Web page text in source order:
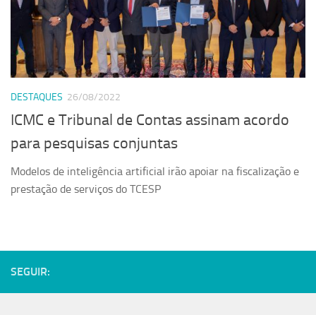
DESTAQUES 26/08/2022
ICMC e Tribunal de Contas assinam acordo
para pesquisas conjuntas
Modelos de inteligência artificial irão apoiar na fiscalização e
prestação de serviços do TCESP
SEGUIR: